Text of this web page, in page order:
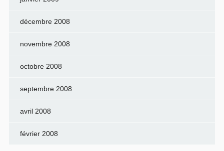
décembre 2008
novembre 2008
octobre 2008
septembre 2008
avril 2008
février 2008